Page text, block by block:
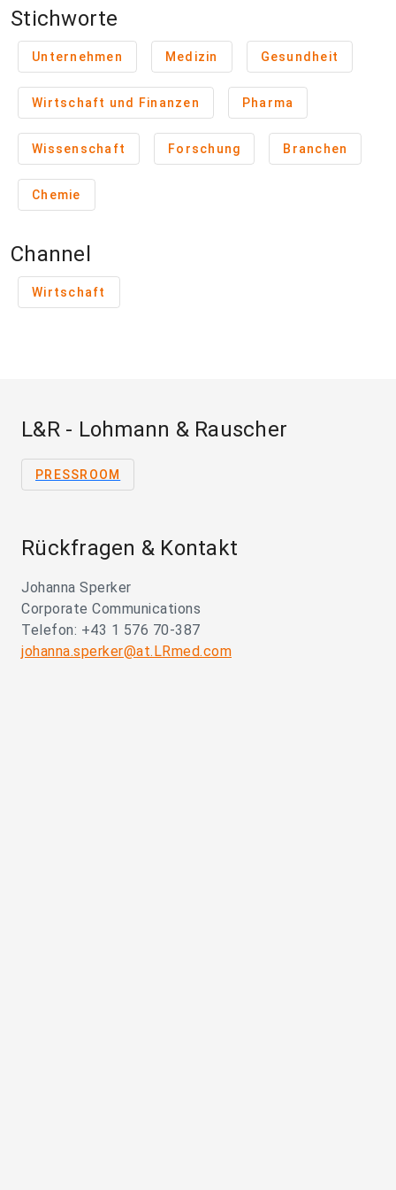
Stichworte
Unternehmen Medizin Gesundheit
Wirtschaft und Finanzen Pharma
Wissenschaft Forschung Branchen
Chemie
Channel
Wirtschaft
L&R - Lohmann & Rauscher
PRESSROOM
Rückfragen & Kontakt
Johanna Sperker
Corporate Communications
Telefon: +43 1 576 70-387
johanna.sperker@at.LRmed.com